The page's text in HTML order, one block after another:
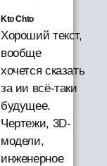
Kto Chto
Хороший текст,
вообще
хочется сказать
за ии всё-таки
будущее.
Чертежи, 3D-
модели,
инженерное